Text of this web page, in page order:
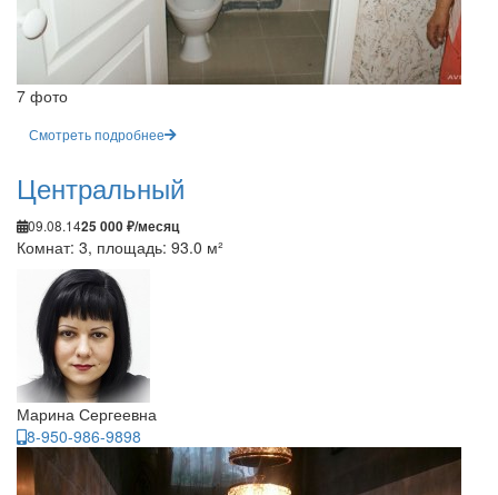
7 фото
Смотреть подробнее
Центральный
09.08.1425 000 ₽/месяц
Комнат: 3, площадь: 93.0 м²
Марина Сергеевна
8-950-986-9898